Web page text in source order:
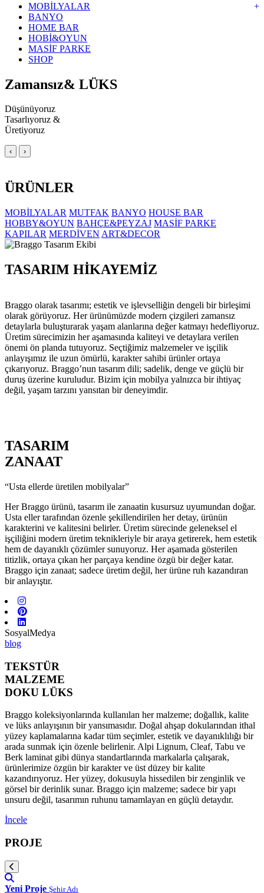
MOBİLYALAR
+
BANYO
HOME BAR
HOBİ&OYUN
MASİF PARKE
SHOP
Zamansız& LÜKS
Düşünüyoruz
Tasarlıyoruz &
Üretiyoruz
‹ ›
ÜRÜNLER
MOBİLYALAR MUTFAK BANYO HOUSE BAR
HOBBY&OYUN BAHÇE&PEYZAJ MASİF PARKE
KAPILAR MERDİVEN ART&DECOR
TASARIM HİKAYEMİZ
Braggo olarak tasarımı; estetik ve işlevselliğin dengeli bir birleşimi
olarak görüyoruz. Her ürünümüzde modern çizgileri zamansız
detaylarla buluşturarak yaşam alanlarına değer katmayı hedefliyoruz.
Üretim sürecimizin her aşamasında kaliteyi ve detaylara verilen
önemi ön planda tutuyoruz. Seçtiğimiz malzemeler ve işçilik
anlayışımız ile uzun ömürlü, karakter sahibi ürünler ortaya
çıkarıyoruz. Braggo’nun tasarım dili; sadelik, denge ve güçlü bir
duruş üzerine kuruludur. Bizim için mobilya yalnızca bir ihtiyaç
değil, yaşam tarzını yansıtan bir deneyimdir.
TASARIM
ZANAAT
“Usta ellerde üretilen mobilyalar”
Her Braggo ürünü, tasarım ile zanaatin kusursuz uyumundan doğar.
Usta eller tarafından özenle şekillendirilen her detay, ürünün
karakterini ve kalitesini belirler. Üretim sürecinde geleneksel el
işçiliğini modern üretim teknikleriyle bir araya getirerek, hem estetik
hem de dayanıklı çözümler sunuyoruz. Her aşamada gösterilen
titizlik, ortaya çıkan her parçaya kendine özgü bir değer katar.
Braggo için zanaat; sadece üretim değil, her ürüne ruh kazandıran
bir anlayıştır.
SosyalMedya
blog
TEKSTÜR
MALZEME
DOKU LÜKS
Braggo koleksiyonlarında kullanılan her malzeme; doğallık, kalite
ve lüks anlayışının bir yansımasıdır. Doğal ahşap dokularından ithal
yüzey kaplamalarına kadar tüm seçimler, estetik ve dayanıklılığı bir
arada sunmak için özenle belirlenir. Alpi Lignum, Cleaf, Tabu ve
Berk laminat gibi dünya standartlarında markalarla çalışarak,
ürünlerimize özgün bir karakter ve üst düzey bir kalite
kazandırıyoruz. Her yüzey, dokusuyla hissedilen bir zenginlik ve
görsel bir derinlik sunar. Braggo için malzeme; sadece bir yapı
unsuru değil, tasarımın ruhunu tamamlayan en güçlü detaydır.
İncele
PROJE
Yeni Proje Şehir Adı